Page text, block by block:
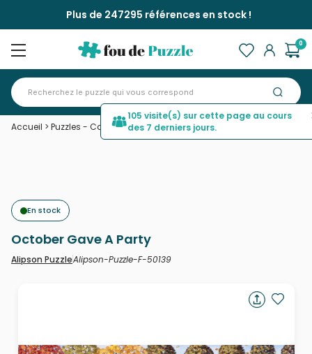
Plus de 247295 références en stock !
0
Accueil > Puzzles - Campagne>October Gave A Party
En stock
October Gave A Party
Alipson PuzzleAlipson-Puzzle-F-50139
105 visite(s) sur cette page au cours
des 7 derniers jours.